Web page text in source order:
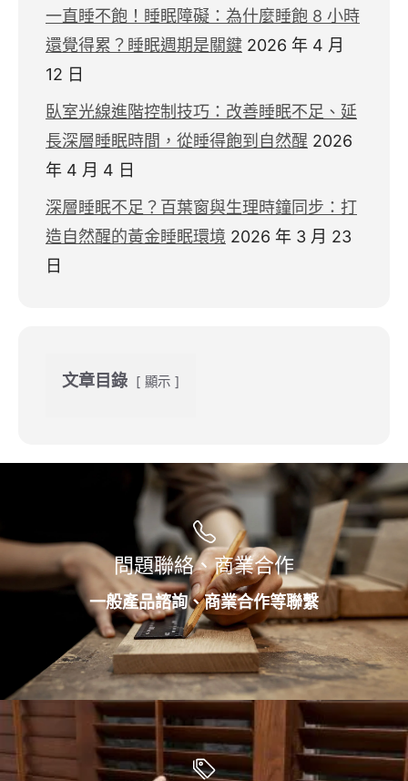
一直睡不飽！睡眠障礙：為什麼睡飽 8 小時
還覺得累？睡眠週期是關鍵 2026 年 4 月
12 日
臥室光線進階控制技巧：改善睡眠不足、延
長深層睡眠時間，從睡得飽到自然醒 2026
年 4 月 4 日
深層睡眠不足？百葉窗與生理時鐘同步：打
造自然醒的黃金睡眠環境 2026 年 3 月 23
日
文章目錄 顯示
問題聯絡、商業合作
一般產品諮詢、商業合作等聯繫